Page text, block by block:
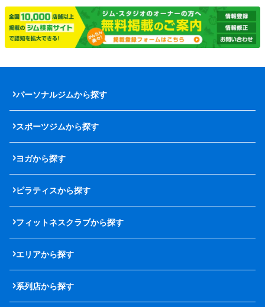
パーソナルジムから探す
スポーツジムから探す
ヨガから探す
ピラティスから探す
フィットネスクラブから探す
エリアから探す
系列店から探す